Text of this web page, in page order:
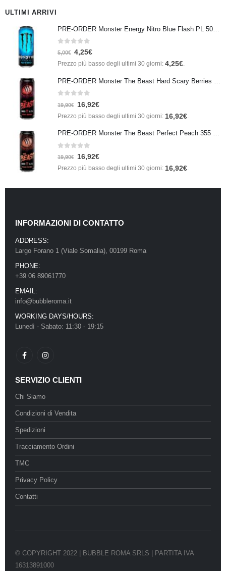
ULTIMI ARRIVI
Su 5
5,00€ 4,25€
Prezzo più basso degli ultimi 30 giorni: 4,25€.
Su 5
19,90€ 16,92€
Prezzo più basso degli ultimi 30 giorni: 16,92€
PRE-ORDER Monster The Beast Perfect Peach 355 ml IN ARRIVO ENTRO IL 21 SETTEMBRE
Su 5
19,90€ 16,92€
Prezzo più basso degli ultimi 30 giorni: 16,92€.
INFORMAZIONI DI CONTATTO
ADDRESS:
Largo Forano 1 (Viale Somalia), 00199 Roma
PHONE:
+39 06 89061770
EMAIL:
info@bubbleroma.it
WORKING DAYS/HOURS:
Lunedì - Sabato: 11:30 - 19:15
SERVIZIO CLIENTI
Chi Siamo
Condizioni di Vendita
Spedizioni
Tracciamento Ordini
TMC
Privacy Policy
Contatti
© COPYRIGHT 2022 | BUBBLE ROMA SRLS | PARTITA IVA
16313891000